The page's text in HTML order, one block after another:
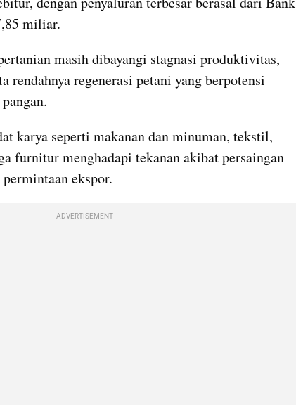
miliar.
masih dibayangi stagnasi produktivitas,
rendahnya regenerasi petani yang berpotensi
karya seperti makanan dan minuman, tekstil,
furnitur menghadapi tekanan akibat persaingan
ekspor.
ADVERTISEMENT